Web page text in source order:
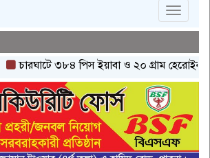
Toggle
চারঘাটে ৩৮৪ পিস ইয়াবা ও ২০ গ্রাম হেরোইনসহ